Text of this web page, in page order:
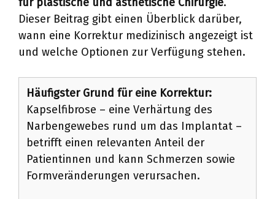
Dieser Beitrag gibt einen Überblick darüber,
wann eine Korrektur medizinisch angezeigt ist
und welche Optionen zur Verfügung stehen.
Häufigster Grund für eine Korrektur:
Kapselfibrose – eine Verhärtung des
Narbengewebes rund um das Implantat –
betrifft einen relevanten Anteil der
Patientinnen und kann Schmerzen sowie
Formveränderungen verursachen.